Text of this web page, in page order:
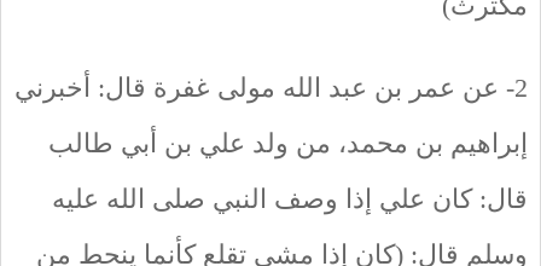
2- عن عمر بن عبد الله مولى غفرة قال: أخبرني
إبراهيم بن محمد، من ولد علي بن أبي طالب
قال: كان علي إذا وصف النبي صلى الله عليه
وسلم قال: (كان إذا مشى تقلع كأنما ينحط من